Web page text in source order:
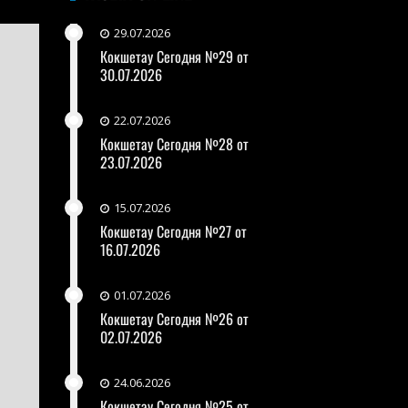
29.07.2026
Кокшетау Сегодня №29 от
30.07.2026
22.07.2026
Кокшетау Сегодня №28 от
23.07.2026
15.07.2026
Кокшетау Сегодня №27 от
16.07.2026
01.07.2026
Кокшетау Сегодня №26 от
02.07.2026
24.06.2026